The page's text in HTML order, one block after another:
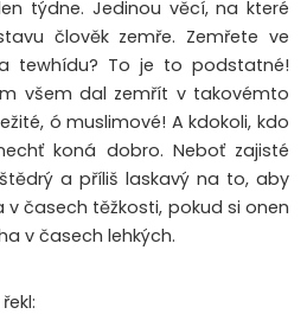
týdne. Jedinou věcí, na které
člověk zemře. Zemřete ve
tewhídu? To je to podstatné!
všem dal zemřít v takovémto
ó muslimové! A kdokoli, kdo
koná dobro. Neboť zajisté
a příliš laskavý na to, aby
v časech těžkosti, pokud si onen
v časech lehkých.
Prorok صلى الله عليه و سلم řekl: